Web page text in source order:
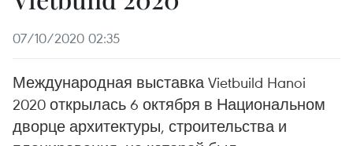
07/10/2020 02:35
Международная выставка Vietbuild Hanoi
2020 открылась 6 октября в Национальном
дворце архитектуры, строительства и